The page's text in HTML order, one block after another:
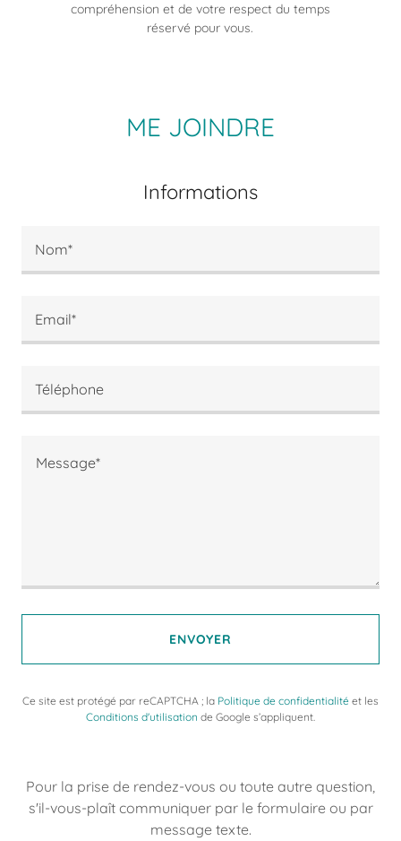
compréhension et de votre respect du temps
réservé pour vous.
ME JOINDRE
Informations
Nom*
Email*
Téléphone
ENVOYER
Ce site est protégé par reCAPTCHA ; la Politique de confidentialité et les
Conditions d'utilisation de Google s’appliquent.
Pour la prise de rendez-vous ou toute autre question,
s'il-vous-plaît communiquer par le formulaire ou par
message texte.